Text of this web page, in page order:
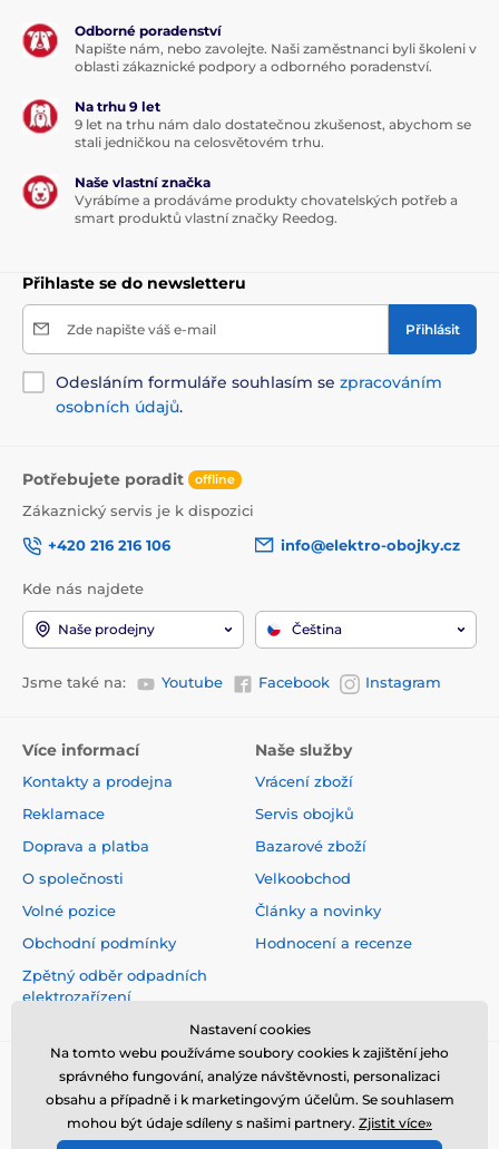
Odborné poradenství
Napište nám, nebo zavolejte. Naši zaměstnanci byli školeni v
oblasti zákaznické podpory a odborného poradenství.
Na trhu 9 let
9 let na trhu nám dalo dostatečnou zkušenost, abychom se
stali jedničkou na celosvětovém trhu.
Naše vlastní značka
Vyrábíme a prodáváme produkty chovatelských potřeb a
smart produktů vlastní značky Reedog.
Přihlaste se do newsletteru
Zde napište váš e-mail Přihlásit
Odesláním formuláře souhlasím se zpracováním
osobních údajů.
Potřebujete poradit offline
Zákaznický servis je k dispozici
+420 216 216 106
info@elektro-obojky.cz
Kde nás najdete
Naše prodejny Čeština
Jsme také na: Youtube Facebook Instagram
Více informací
Kontakty a prodejna
Reklamace
Doprava a platba
O společnosti
Volné pozice
Obchodní podmínky
Zpětný odběr odpadních
elektrozařízení
Naše služby
Vrácení zboží
Servis obojků
Bazarové zboží
Velkoobchod
Články a novinky
Hodnocení a recenze
Nastavení cookies
Na tomto webu používáme soubory cookies k zajištění jeho
správného fungování, analýze návštěvnosti, personalizaci
obsahu a případně i k marketingovým účelům. Se souhlasem
mohou být údaje sdíleny s našimi partnery. Zjistit více»